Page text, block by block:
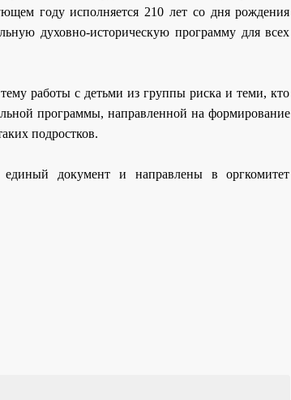
году исполняется 210 лет со дня рождения
духовно-историческую программу для всех
работы с детьми из группы риска и теми, кто
программы, направленной на формирование
подростков.
документ и направлены в оргкомитет